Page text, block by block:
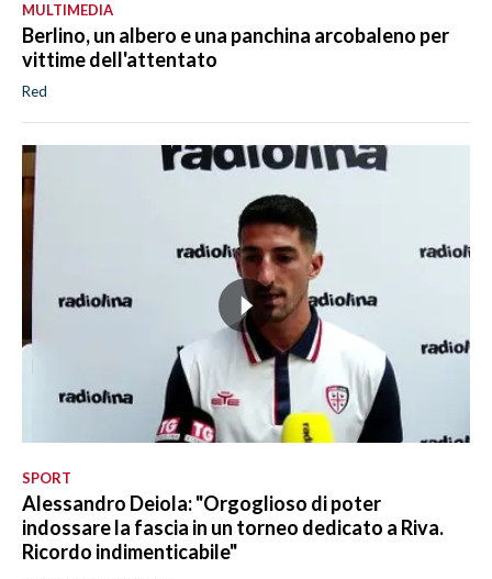
MULTIMEDIA
Berlino, un albero e una panchina arcobaleno per
vittime dell'attentato
Red
SPORT
Alessandro Deiola: "Orgoglioso di poter
indossare la fascia in un torneo dedicato a Riva.
Ricordo indimenticabile"